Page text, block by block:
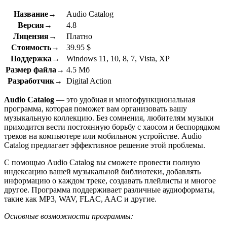
Название→
Audio Catalog
Версия→
4.8
Лицензия→
Платно
Стоимость→
39.95 $
Поддержка→
Windows 11, 10, 8, 7, Vista, XP
Размер файла→ 4.5 Мб
Разработчик→
Digital Action
Audio Catalog — это удобная и многофункциональная
программа, которая поможет вам организовать вашу
музыкальную коллекцию. Без сомнения, любителям музыки
приходится вести постоянную борьбу с хаосом и беспорядком
треков на компьютере или мобильном устройстве. Audio
Catalog предлагает эффективное решение этой проблемы.
С помощью Audio Catalog вы сможете провести полную
индексацию вашей музыкальной библиотеки, добавлять
информацию о каждом треке, создавать плейлисты и многое
другое. Программа поддерживает различные аудиоформаты,
такие как MP3, WAV, FLAC, AAC и другие.
Основные возможности программы: